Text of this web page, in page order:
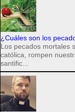
¿Cuáles son los
Los pecados mortales
católica, rompen
santific...